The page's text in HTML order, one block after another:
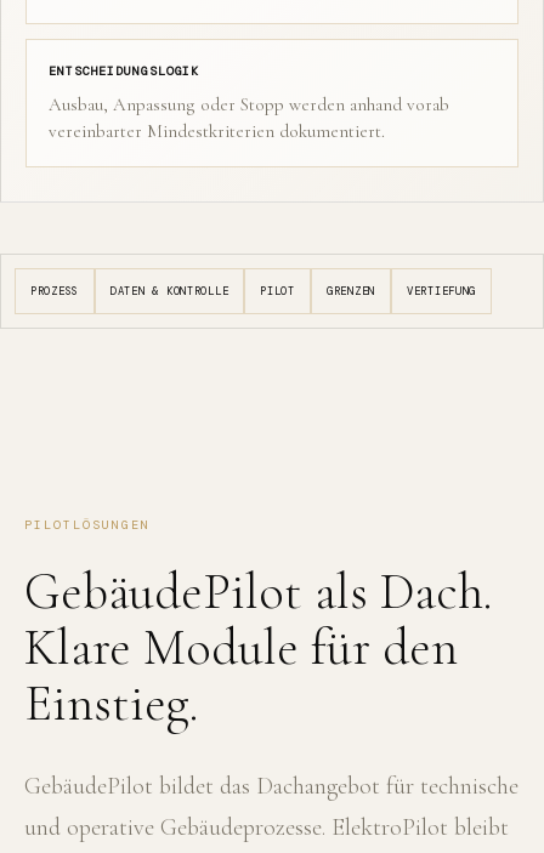
ENTSCHEIDUNGSLOGIK
Ausbau, Anpassung oder Stopp werden anhand vorab
vereinbarter Mindestkriterien dokumentiert.
PROZESS DATEN & KONTROLLE PILOT GRENZEN VERTIEFUNG
PILOTLÖSUNGEN
GebäudePilot als Dach.
Klare Module für den
Einstieg.
GebäudePilot bildet das Dachangebot für technische
und operative Gebäudeprozesse. ElektroPilot bleibt